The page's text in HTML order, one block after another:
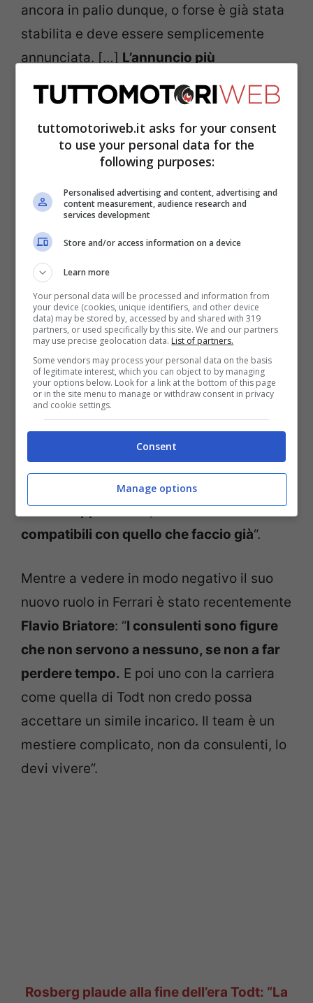
ancora in palio dunque, o forse è già stata
stabilita e deve essere semplicemente
annunciata. […] L’annuncio più
importante, però, sarà quello relativo al
ritorno di Jean Todt a Maranello nel ruolo
di super-consulente, una carica che
coinvolgerà sia la Scuderia che la casa
Jean apparire alle gare nel 2022″.
Tra smentite e giudizi già
negativi
In realtà lo stessoJean Todt non più di
qualche giorno faaL’Equipeaveva
smentito un suo accordo con la Rossa: “Per
il momento non c’è nulla. Dobbiamo
essere realisti, anzitutto la cosa più
importante è il mio impegno per la
sicurezza stradale, presso
Unite.Ma non chiudo la porta
ad altre opportunità, fintanto che sono
compatibili con quello che faccio già“.
Mentre a vedere in modo negativo il suo
nuovo ruolo in Ferrari è stato recentemente
Flavio Briatore: “I consulenti sono figure
che non servono a nessuno, se non a far
perdere tempo. E poi uno con la carriera
come quella di Todt non credo possa
accettare un simile incarico. Il team è un
mestiere complicato, non da consulenti, lo
devi vivere”.
Rosberg plaude alla fine dell’era Todt: “La
tuttomotoriweb.it asks for your consent
to use your personal data for the
following purposes:
Personalised advertising and content, advertising and
content measurement, audience research and
services development
Store and/or access information on a device
Learn more
Your personal data will be processed and information from
your device (cookies, unique identifiers, and other device
data) may be stored by, accessed by and shared with 319
partners, or used specifically by this site. We and our partners
may use precise geolocation data. List of partners.
Some vendors may process your personal data on the basis
of legitimate interest, which you can object to by managing
your options below. Look for a link at the bottom of this page
or in the site menu to manage or withdraw consent in privacy
and cookie settings.
Consent
Manage options